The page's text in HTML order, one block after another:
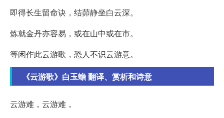
即得长生留命诀，结茆静坐白云深。
炼就金丹亦容易，或在山中或在市。
等闲作此云游歌，恐人不识云游意。
《云游歌》白玉蟾 翻译、赏析和诗意
云游难，云游难，